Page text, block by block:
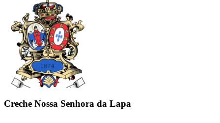
Creche Nossa Senhora da Lapa